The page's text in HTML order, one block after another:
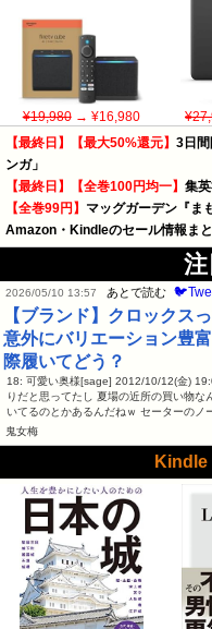
¥19,980→ ¥16,980
【最終日】【最大50%還元】 3日
ンガ」
【最終日】【全巻100円均一】 集
【全巻99円】 マッグガーデン『ま
Amazon・Kindleのセール情報ま
2026/05/10 13:57 あとで読む
【ブランド】クロックス
意外にバリエーション豊
際履いてどう？
18: 可愛い奥様[sage] 2012/10/12(金)
りだと思ってたし 夏場の近所の買い物
いてるのとかあるんだねｗ セーターのノ
鬼女梅
Kindle